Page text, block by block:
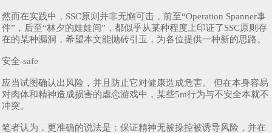
然而在实践中，SSC原则并非无懈可击，前至“Operation Spanner事
件”，后至“林夕的娃娃间”，都似乎从某种程度上印证了SSC原则存
在的某种漏洞，希望本文能抛砖引玉，为各位提供一种新的思路。
安全-safe
应当试图确认出风险，并且防止它对健康造成危害。 但在本身容易
对肉体和精神造成损害的虐恋游戏中，某些5m行为与不安全本就不
冲突。
笔者认为，更准确的说法是：保证精神无被操控被诱导风险，并在